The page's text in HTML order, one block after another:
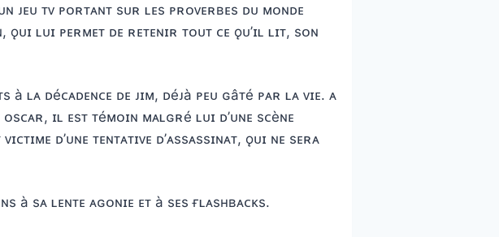
ᴊᴇᴜ ᴛᴠ ᴘᴏʀᴛᴀɴᴛ sᴜʀ ʟᴇs ᴘʀᴏᴠᴇʀʙᴇs ᴅᴜ ᴍᴏɴᴅᴇ
ʟᴜɪ ᴘᴇʀᴍᴇᴛ ᴅᴇ ʀᴇᴛᴇɴɪʀ ᴛᴏᴜᴛ ᴄᴇ ǫᴜ’ɪʟ ʟɪᴛ, sᴏɴ
à ʟᴀ ᴅéᴄᴀᴅᴇɴᴄᴇ ᴅᴇ ᴊɪᴍ, ᴅéᴊà ᴘᴇᴜ ɢâᴛé ᴘᴀʀ ʟᴀ ᴠɪᴇ. ᴀ
ɪʟ ᴇsᴛ ᴛéᴍᴏɪɴ ᴍᴀʟɢʀé ʟᴜɪ ᴅ’ᴜɴᴇ sᴄèɴᴇ
ᴅ’ᴜɴᴇ ᴛᴇɴᴛᴀᴛɪᴠᴇ ᴅ’ᴀssᴀssɪɴᴀᴛ, ǫᴜɪ ɴᴇ sᴇʀᴀ
à sᴀ ʟᴇɴᴛᴇ ᴀɢᴏɴɪᴇ ᴇᴛ à sᴇs ғʟᴀsʜʙᴀᴄᴋs.